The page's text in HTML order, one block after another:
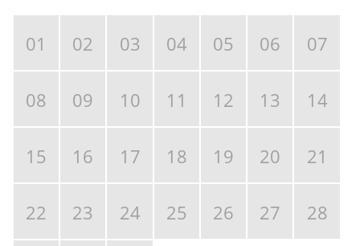
01 02 03 04 05 06 07
08 09 10 11 12 13 14
15 16 17 18 19 20 21
22 23 24 25 26 27 28